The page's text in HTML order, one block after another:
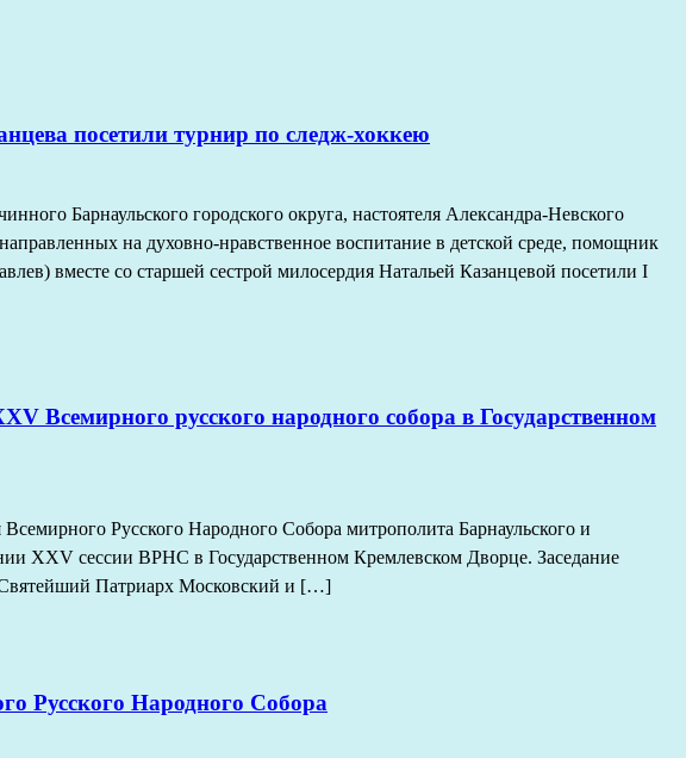
посетили турнир по следж-хоккею
Барнаульского городского округа, настоятеля Александра-Невского
на духовно-нравственное воспитание в детской среде, помощник
вместе со старшей сестрой милосердия Натальей Казанцевой посетили I
Всемирного русского народного собора в Государственном
Русского Народного Собора митрополита Барнаульского и
XXV сессии ВРНС в Государственном Кремлевском Дворце. Заседание
Патриарх Московский и […]
Русского Народного Собора